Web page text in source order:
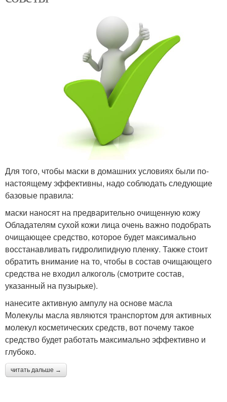
Для того, чтобы маски в домашних условиях были по-
настоящему эффективны, надо соблюдать следующие
базовые правила:
маски наносят на предварительно очищенную кожу
Обладателям сухой кожи лица очень важно подобрать
очищающее средство, которое будет максимально
восстанавливать гидролипидную пленку. Также стоит
обратить внимание на то, чтобы в состав очищающего
средства не входил алкоголь (смотрите состав,
указанный на пузырьке).
нанесите активную ампулу на основе масла
Молекулы масла являются транспортом для активных
молекул косметических средств, вот почему такое
средство будет работать максимально эффективно и
глубоко.
читать дальше →